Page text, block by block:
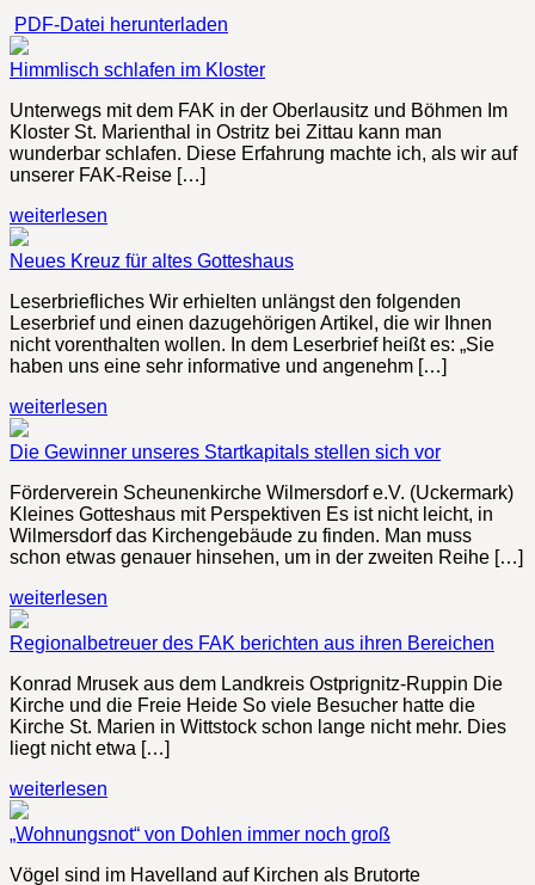
PDF-Datei herunterladen
Himmlisch schlafen im Kloster
Unterwegs mit dem FAK in der Oberlausitz und Böhmen Im
Kloster St. Marienthal in Ostritz bei Zittau kann man
wunderbar schlafen. Diese Erfahrung machte ich, als wir auf
unserer FAK-Reise […]
weiterlesen
Neues Kreuz für altes Gotteshaus
Leserbriefliches Wir erhielten unlängst den folgenden
Leserbrief und einen dazugehörigen Artikel, die wir Ihnen
nicht vorenthalten wollen. In dem Leserbrief heißt es: „Sie
haben uns eine sehr informative und angenehm […]
weiterlesen
Die Gewinner unseres Startkapitals stellen sich vor
Förderverein Scheunenkirche Wilmersdorf e.V. (Uckermark)
Kleines Gotteshaus mit Perspektiven Es ist nicht leicht, in
Wilmersdorf das Kirchengebäude zu finden. Man muss
schon etwas genauer hinsehen, um in der zweiten Reihe […]
weiterlesen
Regionalbetreuer des FAK berichten aus ihren Bereichen
Konrad Mrusek aus dem Landkreis Ostprignitz-Ruppin Die
Kirche und die Freie Heide So viele Besucher hatte die
Kirche St. Marien in Wittstock schon lange nicht mehr. Dies
liegt nicht etwa […]
weiterlesen
„Wohnungsnot“ von Dohlen immer noch groß
Vögel sind im Havelland auf Kirchen als Brutorte